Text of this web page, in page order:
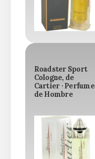
Roadster Sport
Cologne, de
Cartier · Perfume
de Hombre